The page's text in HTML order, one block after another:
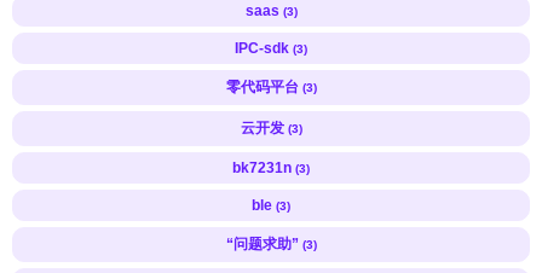
saas (3)
IPC-sdk (3)
零代码平台 (3)
云开发 (3)
bk7231n (3)
ble (3)
“问题求助” (3)